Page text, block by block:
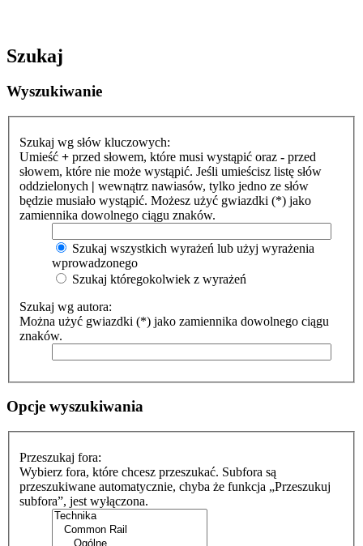
Szukaj
Wyszukiwanie
Szukaj wg słów kluczowych:
Umieść + przed słowem, które musi wystąpić oraz - przed
słowem, które nie może wystąpić. Jeśli umieścisz listę słów
oddzielonych | wewnątrz nawiasów, tylko jedno ze słów
będzie musiało wystąpić. Możesz użyć gwiazdki (*) jako
zamiennika dowolnego ciągu znaków.
Szukaj wszystkich wyrażeń lub użyj wyrażenia
wprowadzonego
Szukaj któregokolwiek z wyrażeń
Szukaj wg autora:
Można użyć gwiazdki (*) jako zamiennika dowolnego ciągu
znaków.
Opcje wyszukiwania
Przeszukaj fora:
Wybierz fora, które chcesz przeszukać. Subfora są
przeszukiwane automatycznie, chyba że funkcja „Przeszukuj
subfora”, jest wyłączona.